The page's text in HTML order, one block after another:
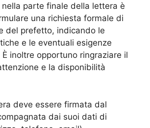
parte finale della lettera è
una richiesta formale di
del prefetto, indicando le
e le eventuali esigenze
inoltre opportuno ringraziare il
e la disponibilità
deve essere firmata dal
dai suoi dati di